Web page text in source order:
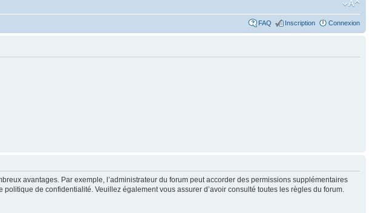
FAQ Inscription Connexion
avantages. Par exemple, l’administrateur du forum peut accorder des permissions supplémentaires
de confidentialité. Veuillez également vous assurer d’avoir consulté toutes les règles du forum.